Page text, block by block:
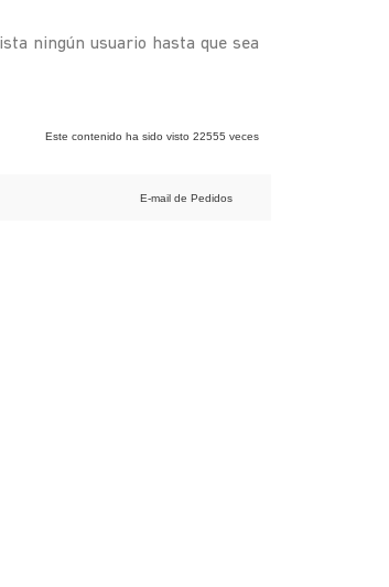
ningún usuario hasta que sea
Este contenido ha sido visto 22555 veces
E-mail de Pedidos